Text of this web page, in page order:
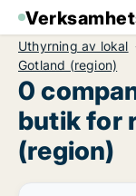
Uthyrning av lokal
Gotland (region)
0
butik for
(region)